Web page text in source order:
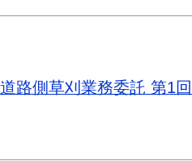
路側草刈業務委託 第1